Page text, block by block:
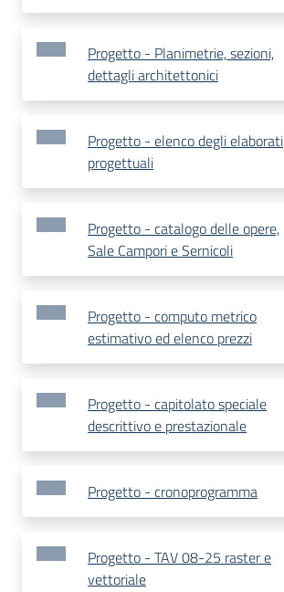
Progetto - Planimetrie, sezioni,
dettagli architettonici
Progetto - elenco degli elaborati
progettuali
Progetto - catalogo delle opere,
Sale Campori e Sernicoli
Progetto - computo metrico
estimativo ed elenco prezzi
Progetto - capitolato speciale
descrittivo e prestazionale
Progetto - cronoprogramma
Progetto - TAV 08-25 raster e
vettoriale